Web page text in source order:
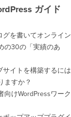
ガイド
グを書いてオンライン
の30の「実績のあ
サイトを構築するには
ますか？
向けWordPressワーク